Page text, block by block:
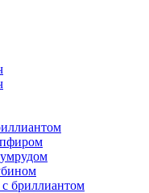
бриллиантом